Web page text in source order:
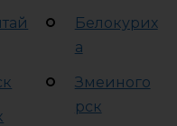
Белокурих
а
Змеиного
рск